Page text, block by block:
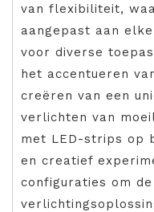
van flexibiliteit,
aangepast aan
voor diverse
het accentueren
creëren van een
verlichten van
met LED-strips op
en creatief
configuraties om